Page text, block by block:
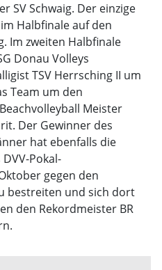
SV Schwaig. Der einzige
Halbfinale auf den
Im zweiten Halbfinale
Donau Volleys
TSV Herrsching II um
Team um den
Meister
Der Gewinner des
hat ebenfalls die
Pokal-
gegen den
bestreiten und sich dort
den Rekordmeister BR